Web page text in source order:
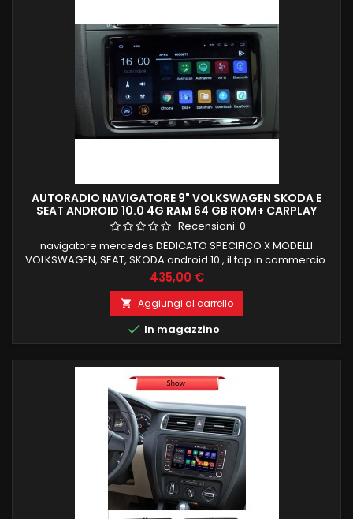
AUTORADIO NAVIGATORE 9" VOLKSWAGEN SKODA E
SEAT ANDROID 10.0 4G RAM 64 GB ROM+ CARPLAY
GIANTECH PREMIUM
Recensioni: 0
navigatore mercedes DEDICATO SPECIFICO X MODELLI
VOLKSWAGEN, SEAT, SKODA android 10 , il top in commercio
PROCESSORE PX5 4 GB RAM 64 GB ROM CARPLAY INTEGRATO
FUNZIONE MIRRORLINK COMPATIBILE MODULO DAB+WIFI
INTEGRATO BLUETOOTH INTEGRATO ingresso camera e aux
Prezzo
435,00 €
 Aggiungi al carrello
 In magazzino